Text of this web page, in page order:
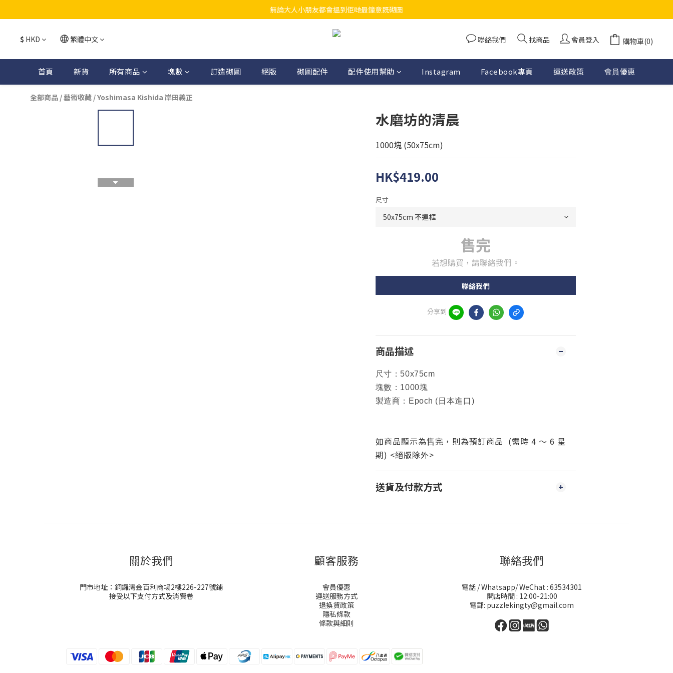
江帆天楊砌圖
無論大人小朋友都會搵到佢哋最鐘意既砌圖
江帆天楊砌圖
$ HKD 繁體中文 聯絡我們 找商品 會員登入 購物車(0)
首頁 新貨 所有商品 塊數 訂造砌圖 絕版 砌圖配件 配件使用幫助 Instagram Facebook專頁 運送政策 會員優惠
全部商品 /藝術收藏 /Yoshimasa Kishida 岸田義正
水磨坊的清晨
1000塊 (50x75cm)
HK$419.00
尺寸
售完
若想購買，請聯絡我們。
聯絡我們
分享到
商品描述
尺寸：50x75cm
塊數：1000塊
製造商：Epoch (日本進口)
如商品顯示為售完，則為預訂商品 (需時 4 ～ 6 星
期) <絕版除外>
送貨及付款方式
關於我們
門市地址：銅鑼灣金百利商場2樓226-227號鋪
接受以下支付方式及消費卷
顧客服務
會員優惠
運送服務方式
退換貨政策
隱私條款
條款與細則
聯絡我們
電話 / Whatsapp/ WeChat : 63534301
開店時間 : 12:00-21:00
電郵: puzzlekingty@gmail.com